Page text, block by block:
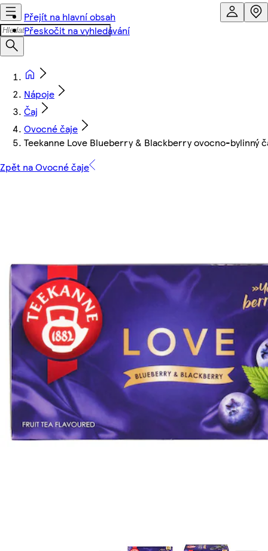
Přejít na hlavní obsah
Přeskočit na vyhledávání
Nápoje
Čaj
Ovocné čaje
Teekanne Love Blueberry & Blackberry ovocno-bylinný
Zpět na Ovocné čaje